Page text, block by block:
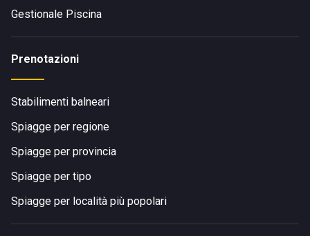
Gestionale Piscina
Prenotazioni
Stabilimenti balneari
Spiagge per regione
Spiagge per provincia
Spiagge per tipo
Spiagge per località più popolari